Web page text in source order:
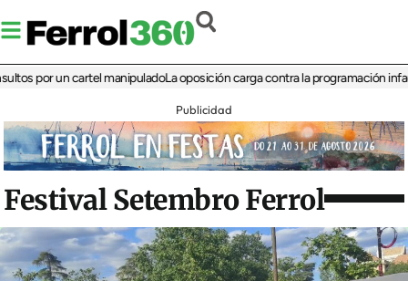
por un cartel manipuladoLa oposición carga contra la programación infantil
Publicidad
Festival Setembro Ferrol